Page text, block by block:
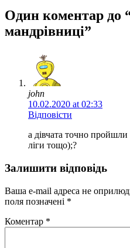
Один коментар до
мандрівниці”
john
10.02.2020 at 02:33
Відповісти
а дівчата точно
ліги тощо);?
Залишити відповідь
Ваша e-mail адреса не
поля позначені *
Коментар *